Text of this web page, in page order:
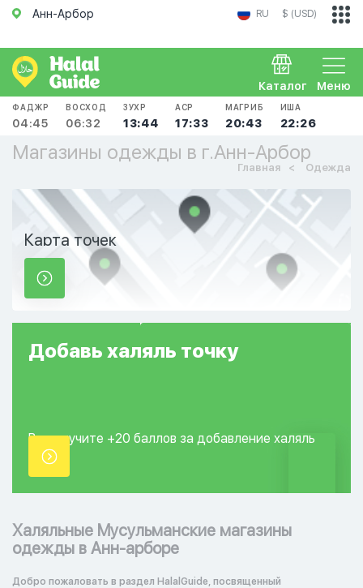
Анн-Арбор RU $ (USD)
Меню
Каталог
ФАДЖР
04:45
ВОСХОД
06:32
ЗУХР
13:44
АСР
17:33
МАГРИБ
20:43
ИША
22:26
Магазины одежды в г.Анн-Арбор
Главная Одежда
Карта точек
Добавь халяль точку
Вы получите +20 баллов за добавление халяль
точки.
Халяльные Мусульманские магазины
одежды в Анн-арборе
Добро пожаловать в раздел HalalGuide, посвященный